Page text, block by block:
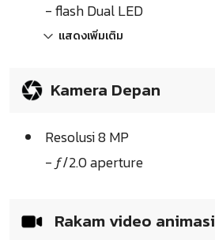
- flash Dual LED
แสดงเพิ่มเติม
Kamera Depan
Resolusi 8 MP
- ƒ/2.0 aperture
Rakam video animasi